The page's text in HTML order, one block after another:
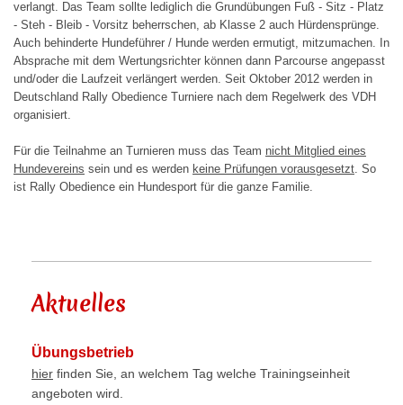
verlangt. Das Team sollte lediglich die Grundübungen Fuß - Sitz - Platz
- Steh - Bleib - Vorsitz beherrschen, ab Klasse 2 auch Hürdensprünge.
Auch behinderte Hundeführer / Hunde werden ermutigt, mitzumachen. In
Absprache mit dem Wertungsrichter können dann Parcourse angepasst
und/oder die Laufzeit verlängert werden. Seit Oktober 2012 werden in
Deutschland Rally Obedience Turniere nach dem Regelwerk des VDH
organisiert.
Für die Teilnahme an Turnieren muss das Team nicht Mitglied eines
Hundevereins sein und es werden keine Prüfungen vorausgesetzt. So
ist Rally Obedience ein Hundesport für die ganze Familie.
Aktuelles
Übungsbetrieb
hier finden Sie, an welchem Tag welche Trainingseinheit
angeboten wird.